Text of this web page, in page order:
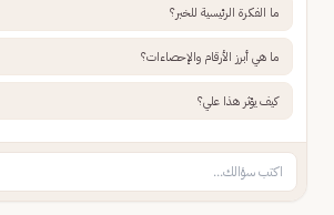
ما الفكرة الرئيسية للخبر؟
ما هي أبرز الأرقام والإحصاءات؟
كيف يؤثر هذا علي؟